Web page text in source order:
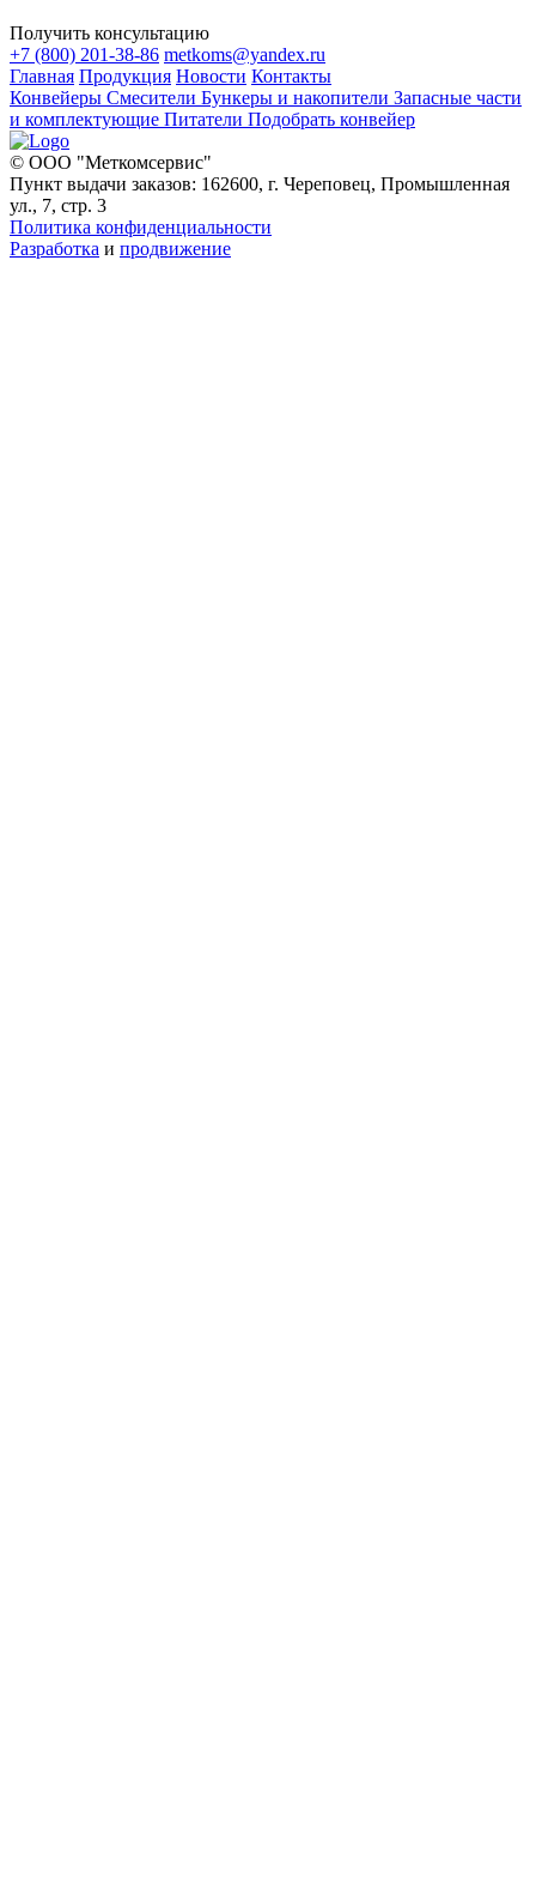
Получить консультацию
+7 (800) 201-38-86 metkoms@yandex.ru
Главная Продукция Новости Контакты
Конвейеры Смесители Бункеры и накопители Запасные части
и комплектующие Питатели Подобрать конвейер
© ООО "Меткомсервис"
Пункт выдачи заказов: 162600, г. Череповец, Промышленная
ул., 7, стр. 3
Политика конфиденциальности
Разработка и продвижение